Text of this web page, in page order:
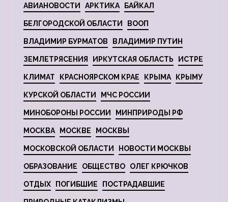
АВИАНОВОСТИ АРКТИКА БАЙКАЛ
БЕЛГОРОДСКОЙ ОБЛАСТИ ВООП
ВЛАДИМИР БУРМАТОВ ВЛАДИМИР ПУТИН
ЗЕМЛЕТРЯСЕНИЯ ИРКУТСКАЯ ОБЛАСТЬ ИСТРЕ
КЛИМАТ КРАСНОЯРСКОМ КРАЕ КРЫМА КРЫМУ
КУРСКОЙ ОБЛАСТИ МЧС РОССИИ
МИНОБОРОНЫ РОССИИ МИНПРИРОДЫ РФ
МОСКВА МОСКВЕ МОСКВЫ
МОСКОВСКОЙ ОБЛАСТИ НОВОСТИ МОСКВЫ
ОБРАЗОВАНИЕ ОБЩЕСТВО ОЛЕГ КРЮЧКОВ
ОТДЫХ ПОГИБШИЕ ПОСТРАДАВШИЕ